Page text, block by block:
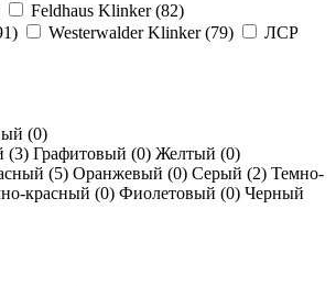
Feldhaus Klinker(82)
) Westerwalder Klinker(79)
ЛСР
(0)
(3) Графитовый (0) Желтый (0)
(5) Оранжевый (0) Серый (2) Темно-
красный (0) Фиолетовый (0) Черный